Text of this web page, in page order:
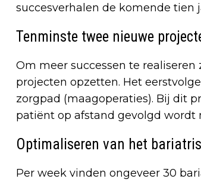
succesverhalen de komende tien
Tenminste twee nieuwe
Om meer successen te
projecten opzetten. Het
zorgpad (maagoperaties). Bij dit
patiënt op afstand gevolgd wordt
Optimaliseren van het
Per week vinden ongeveer 30